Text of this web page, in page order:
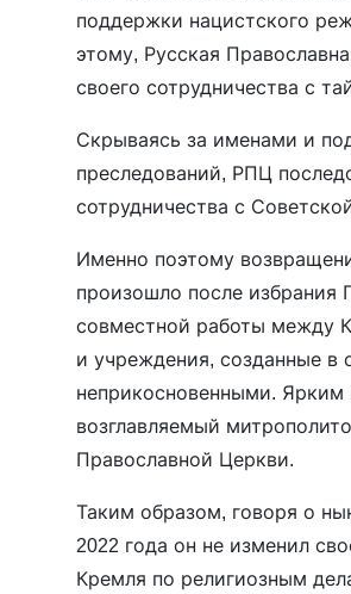
поддержки нацистского
этому, Русская
своего сотрудничества с
Скрываясь за именами и
преследований, РПЦ
сотрудничества с
Именно поэтому
произошло после избрания
совместной работы между
и учреждения, созданные в
неприкосновенными. Ярким
возглавляемый
Православной Церкви.
Таким образом, говоря о
2022 года он не изменил
Кремля по религиозным